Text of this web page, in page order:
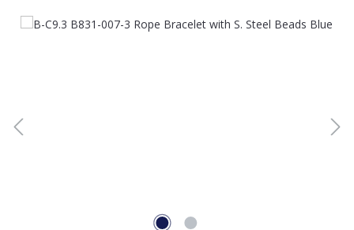
Afbeeldingengalerij overslaan